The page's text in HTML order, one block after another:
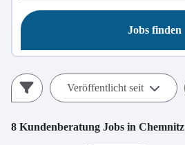
Jobs finden
Veröffentlicht seit
8 Kundenberatung Jobs in Chemnitz